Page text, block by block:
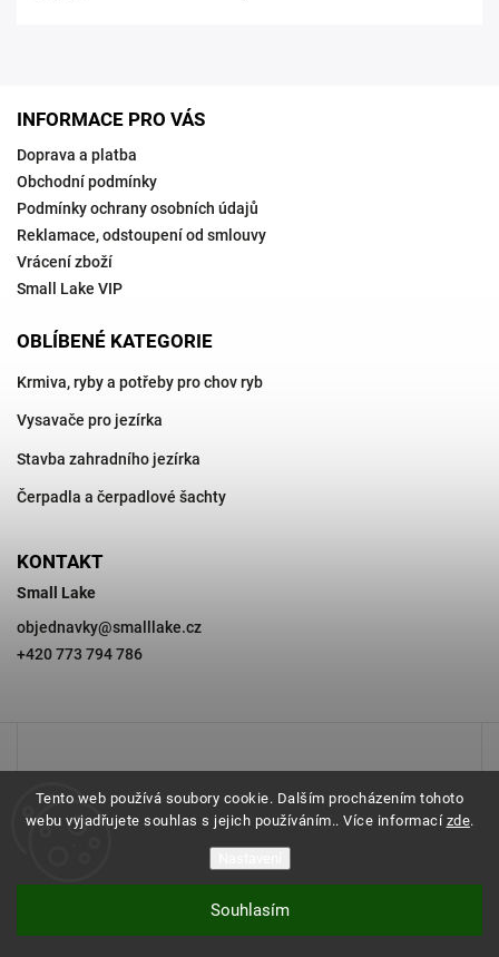
Tento web používá soubory cookie. Dalším procházením tohoto
webu vyjadřujete souhlas s jejich používáním.. Více informací zde.
Souhlasím
INFORMACE PRO VÁS
Doprava a platba
Obchodní podmínky
Podmínky ochrany osobních údajů
Reklamace, odstoupení od smlouvy
Vrácení zboží
Small Lake VIP
OBLÍBENÉ KATEGORIE
Krmiva, ryby a potřeby pro chov ryb
Vysavače pro jezírka
Stavba zahradního jezírka
Čerpadla a čerpadlové šachty
KONTAKT
Small Lake
objednavky@smalllake.cz
+420 773 794 786